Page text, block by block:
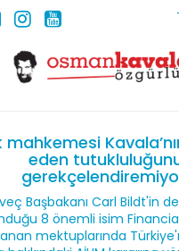
mahkemesi
eden
Başbakanı Carl Bildt'in
8 önemli isim
mektuplarında